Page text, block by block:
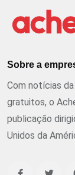
Sobre a
Com notícias
gratuitos, o
publicação
Unidos da